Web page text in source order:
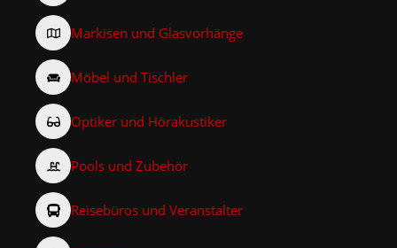
Markisen und Glasvorhänge
Möbel und Tischler
Optiker und Hörakustiker
Pools und Zubehör
Reisebüros und Veranstalter